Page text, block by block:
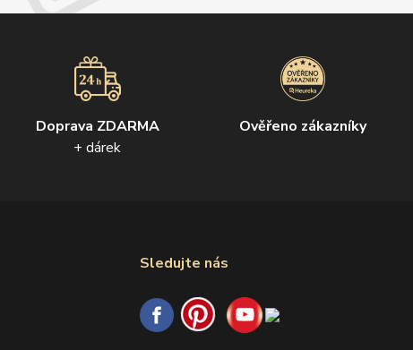
Doprava ZDARMA
+ dárek
Ověřeno zákazníky
Sledujte nás